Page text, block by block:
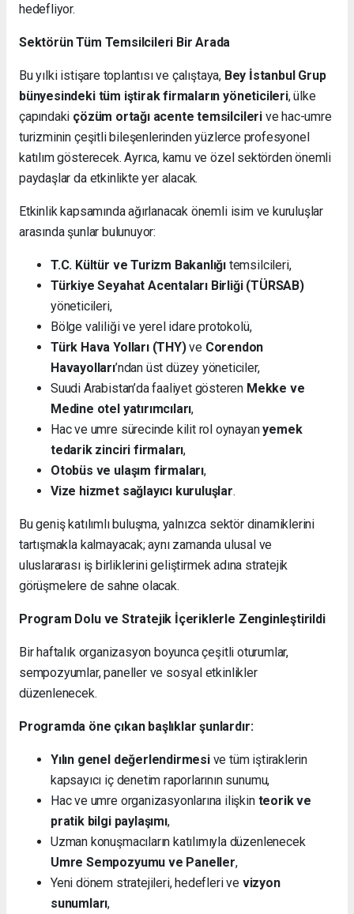
hedefliyor.
Sektörün Tüm Temsilcileri Bir Arada
Bu yılki istişare toplantısı ve çalıştaya, Bey İstanbul Grup
bünyesindeki tüm iştirak firmaların yöneticileri, ülke
çapındaki çözüm ortağı acente temsilcilerive hac-umre
turizminin çeşitli bileşenlerinden yüzlerce profesyonel
katılım gösterecek. Ayrıca, kamu ve özel sektörden önemli
paydaşlar da etkinlikte yer alacak.
Etkinlik kapsamında ağırlanacak önemli isim ve kuruluşlar
arasında şunlar bulunuyor:
T.C. Kültür ve Turizm Bakanlığı temsilcileri,
Türkiye Seyahat Acentaları Birliği (TÜRSAB)
yöneticileri,
Bölge valiliği ve yerel idare protokolü,
Türk Hava Yolları (THY)ve Corendon
Havayolları’ndan üst düzey yöneticiler,
Suudi Arabistan’da faaliyet gösteren Mekke ve
Medine otel yatırımcıları,
Hac ve umre sürecinde kilit rol oynayanyemek
tedarik zinciri firmaları,
Otobüs ve ulaşım firmaları,
Vize hizmet sağlayıcı kuruluşlar.
Bu geniş katılımlı buluşma, yalnızca sektör dinamiklerini
tartışmakla kalmayacak; aynı zamanda ulusal ve
uluslararası iş birliklerini geliştirmek adına stratejik
görüşmelere de sahne olacak.
Program Dolu ve Stratejik İçeriklerle Zenginleştirildi
Bir haftalık organizasyon boyunca çeşitli oturumlar,
sempozyumlar, paneller ve sosyal etkinlikler
düzenlenecek.
Programda öne çıkan başlıklar şunlardır:
Yılın genel değerlendirmesive tüm iştiraklerin
kapsayıcı iç denetim raporlarının sunumu,
Hac ve umre organizasyonlarına ilişkin teorik ve
pratik bilgi paylaşımı,
Uzman konuşmacıların katılımıyla düzenlenecek
Umre Sempozyumu ve Paneller,
Yeni dönem stratejileri, hedefleri ve vizyon
sunumları,